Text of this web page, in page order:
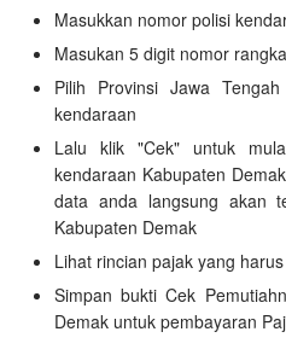
Masukkan nomor polisi
Masukan 5 digit nomor
Pilih Provinsi Jawa
kendaraan
Lalu klik "Cek" untuk
kendaraan Kabupaten
data anda langsung akan
Kabupaten Demak
Lihat rincian pajak yang
Simpan bukti Cek
Demak untuk pembayaran